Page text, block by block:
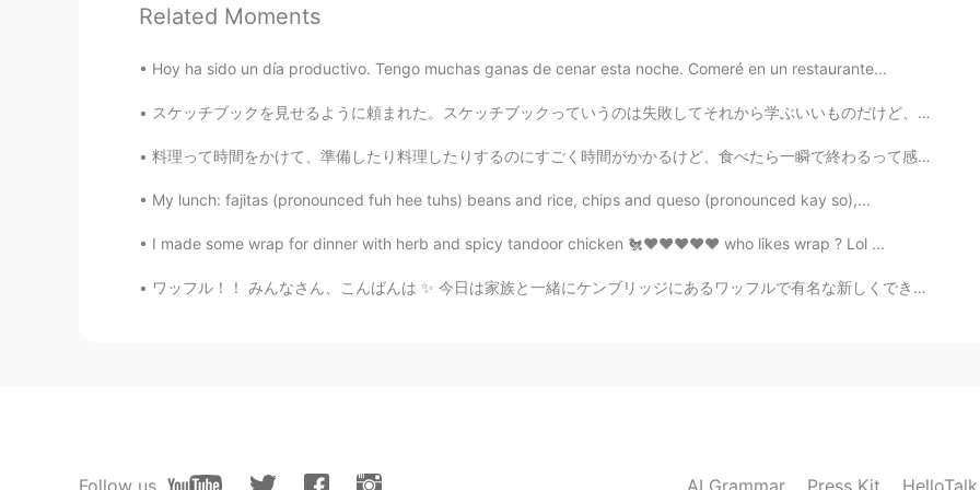
@Chihiro 甘いって意外ですね。食べてみたいです！😊
KumuTomoi 2021.03.24 12:40
Sherri 2021.03.24 12:39
Related Moments
Hoy ha sido un día productivo. Tengo muchas ganas de cenar esta noche. Comeré en un restaurante...
スケッチブックを見せるように頼まれた。スケッチブックっていうのは失敗してそれから学ぶいいものだけど、その分相当下手な絵も入っているのであえて見せない。とはいえ断る理由が思いつかなくて、仕方なく見...
料理って時間をかけて、準備したり料理したりするのにすごく時間がかかるけど、食べたら一瞬で終わるって感じじゃない？ ちゃんと準備をしても、結果がハズレだったこともあるし、思ったより美味しかったこと...
My lunch: fajitas (pronounced fuh hee tuhs) beans and rice, chips and queso (pronounced kay so),...
I made some wrap for dinner with herb and spicy tandoor chicken 🐔❤️❤️❤️❤️❤️ who likes wrap ? Lol ...
ワッフル！！ みんなさん、こんばんは ✨ 今日は家族と一緒にケンブリッジにあるワッフルで有名な新しくできたレストランに行きました ^_^ 私はチョコレートソース、マシュマロ、バニラアイスク...
Follow us AI Grammar Press Kit